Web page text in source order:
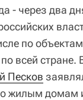
- через два
по
всей стране.
Песков
жилым домам